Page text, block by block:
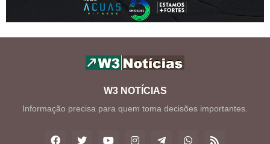
W3 NOTÍCIAS
Informação precisa para quem toma decisões importantes.